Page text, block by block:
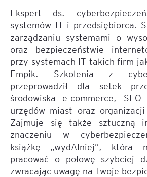
Ekspert ds.
systemów IT i przedsiębiorca.
zarządzaniu systemami o
oraz bezpieczeństwie
przy systemach IT takich firm
Empik. Szkolenia z
przeprowadził dla setek
środowiska e-commerce,
urzędów miast oraz
Zajmuje się także sztuczną
znaczeniu w
książkę „wydAIniej”, która
pracować o połowę szybciej
zwracając uwagę na Twoje